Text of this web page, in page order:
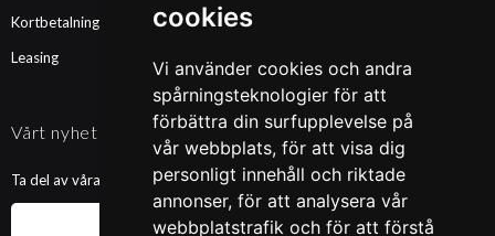
cookies
Vi använder cookies och andra
spårningsteknologier för att
förbättra din surfupplevelse på
vår webbplats, för att visa dig
personligt innehåll och riktade
annonser, för att analysera vår
webbplatstrafik och för att förstå
Kortbetalning
Leasing
Vårt nyhetsbrev
Ta del av våra nyheter och kampanjer. Fyll i din mailadress nedan!